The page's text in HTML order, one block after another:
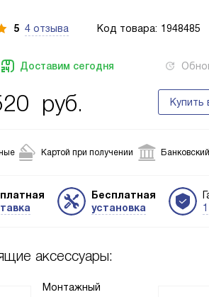
5 4 отзыва Код товара: 1948485
Доставим сегодня
руб. Купить
Картой при получении
Бесплатная
установка
аксессуары:
Монтажный